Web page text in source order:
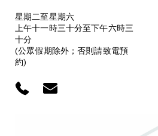
星期二至星期六
上午十一時三十分至下午六時三
十分
(公眾假期除外；否則請致電預
約)